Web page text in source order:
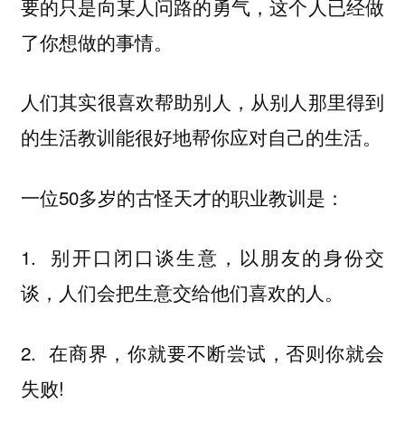
要的只是向某人问路的勇气，这个人已经做
了你想做的事情。
人们其实很喜欢帮助别人，从别人那里得到
的生活教训能很好地帮你应对自己的生活。
一位50多岁的古怪天才的职业教训是：
1. 别开口闭口谈生意，以朋友的身份交
谈，人们会把生意交给他们喜欢的人。
2. 在商界，你就要不断尝试，否则你就会
失败!